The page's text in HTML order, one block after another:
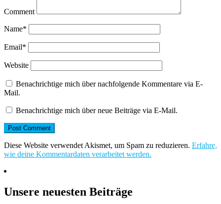
Comment
Name*
Email*
Website
Benachrichtige mich über nachfolgende Kommentare via E-
Mail.
Benachrichtige mich über neue Beiträge via E-Mail.
Diese Website verwendet Akismet, um Spam zu reduzieren. Erfahre,
wie deine Kommentardaten verarbeitet werden.
Unsere neuesten Beiträge